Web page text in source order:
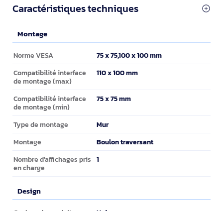
Caractéristiques techniques
Montage
Montage
Norme VESA 75 x 75,100 x 100 mm
Compatibilité interface
de montage (max)
110 x 100 mm
Compatibilité interface
de montage (min)
75 x 75 mm
Type de montage Mur
Montage Boulon traversant
Nombre d'affichages pris
en charge
1
Design